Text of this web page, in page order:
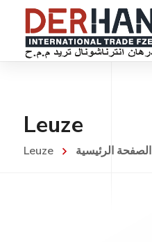
Leuze
الصفحة الرئيسية Leuze